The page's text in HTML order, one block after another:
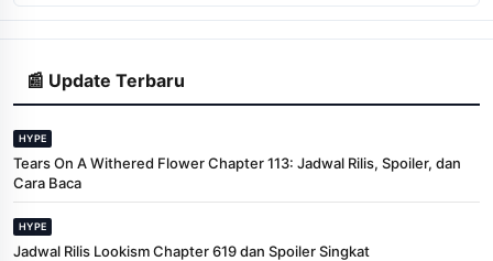
📰 Update Terbaru
HYPE
Tears On A Withered Flower Chapter 113: Jadwal Rilis, Spoiler, dan
Cara Baca
HYPE
Jadwal Rilis Lookism Chapter 619 dan Spoiler Singkat